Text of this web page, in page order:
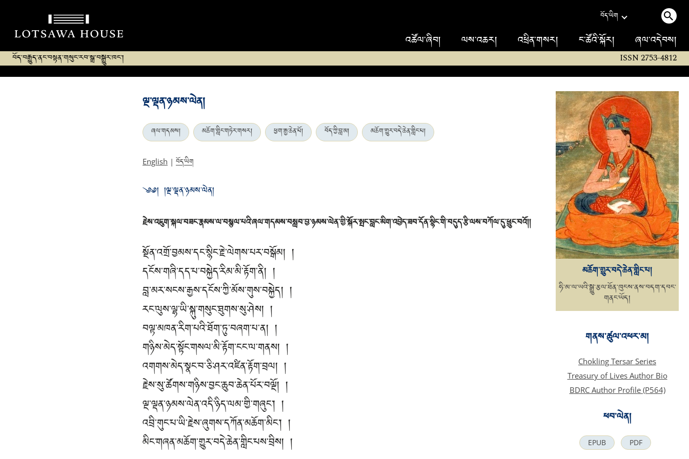
བོད་ཡིག
འཚོལ་ཞིབ། ལས་འཆར། འཕྲིན་གསར། ང་ཚོའི་སྐོར། ཞལ་འདེབས།
བོད་བརྒྱུད་ནང་བསྟན་གསུང་རབ་སྒྲ་བསྒྱུར་ཁང་། ISSN 2753-4812
ལྔ་ལྡན་ཉམས་ལེན།
ཞལ་གདམས། མཆོག་གླིང་གཏེར་གསར། ཕྱག་རྒྱ་ཆེན་པོ། བོད་ཀྱི་བླ་མ། མཆོག་གྱུར་བདེ་ཆེན་གླིང་པ།
English | བོད་ཡིག
༄༅། །ལྔ་ལྡན་ཉམས་ལེན།
རྗེས་འཇུག་སྐལ་བཟང་རྣམས་ལ་བསྩལ་པའི་ཞལ་གདམས་བསླབ་བྱ་ཉམས་ལེན་གྱི་སྐོར་སྤང་བླང་མིག་འབྱེད་ཟབ་དོན་སྙིང་གི་བདུད་རྩི་ལས་བཀོལ་དུ་ཕྱུང་བའོ།།
སྔོན་འགྲོ་བྱམས་དང་སྙིང་རྗེ་ལེགས་པར་བསྒོམ། །
དངོས་གཞི་དད་པ་བསྐྱེད་རིམ་མི་རྟོག་ནི། །
བླ་མར་སངས་རྒྱས་དངོས་ཀྱི་མོས་གུས་བསྐྱེད། །
རང་ལུས་ལྷ་ཡི་སྐུ་གསུང་ཐུགས་སུ་ཤེས། །
བལྟ་མཁན་རིག་པའི་ཐོག་ཏུ་བཞག་པ་ན། །
གཉིས་མེད་སྟོང་གསལ་མི་རྟོག་ངང་ལ་གནས། །
འགགས་མེད་སྣང་བ་ཅི་ཤར་འཛིན་རྟོག་བྲལ། །
རྗེས་སུ་ཚོགས་གཉིས་བྱང་ཆུབ་ཆེན་པོར་བལྔོ། །
ལྔ་ལྡན་ཉམས་ལེན་འདི་ཉིད་ལམ་གྱི་གཞུང་། །
འབྲི་གུང་པ་ཡི་རྗེས་ཞུགས་དཀོན་མཆོག་མིང་། །
མིང་གཞན་མཆོག་གྱུར་བདེ་ཆེན་གླིང་པས་བྲིས། །
མཆོག་གྱུར་བདེ་ཆེན་གླིང་པ།
ཧི་མ་ལ་ཡའི་སྒྱུ་རྩལ་ཐོན་ཁུངས་ནས་བདག་དབང་
གནང་ཡོད།
གནས་ཚུལ་འཕར་མ།
Chokling Tersar Series
Treasury of Lives Author Bio
BDRC Author Profile (P564)
ཕབ་ལེན།
EPUB PDF